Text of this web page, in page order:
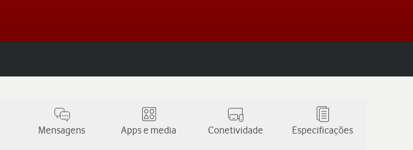
Mensagens Apps e media Conetividade Especificações